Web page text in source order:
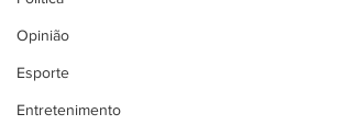
Opinião
Esporte
Entretenimento